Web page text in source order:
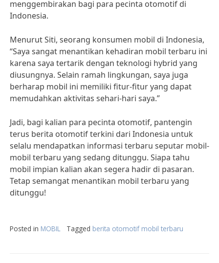
menggembirakan bagi para pecinta otomotif di
Indonesia.
Menurut Siti, seorang konsumen mobil di Indonesia,
“Saya sangat menantikan kehadiran mobil terbaru ini
karena saya tertarik dengan teknologi hybrid yang
diusungnya. Selain ramah lingkungan, saya juga
berharap mobil ini memiliki fitur-fitur yang dapat
memudahkan aktivitas sehari-hari saya.”
Jadi, bagi kalian para pecinta otomotif, pantengin
terus berita otomotif terkini dari Indonesia untuk
selalu mendapatkan informasi terbaru seputar mobil-
mobil terbaru yang sedang ditunggu. Siapa tahu
mobil impian kalian akan segera hadir di pasaran.
Tetap semangat menantikan mobil terbaru yang
ditunggu!
Posted in MOBIL Tagged berita otomotif mobil terbaru